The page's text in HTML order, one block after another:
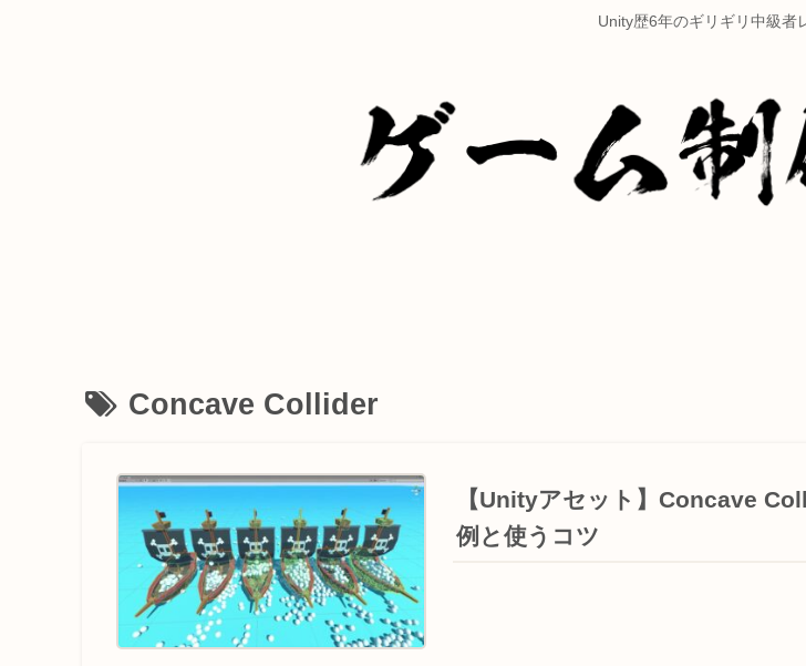
Unity歴6年のギリギリ中級者
Concave Collider
【Unityアセット】Concave
例と使うコツ